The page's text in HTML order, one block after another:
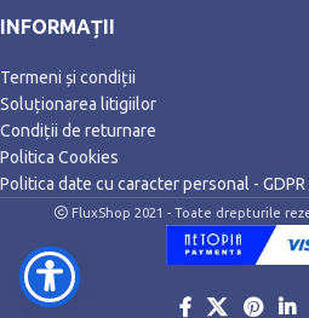
INFORMAȚII
Termeni și condiții
Soluționarea litigiilor
Condiții de returnare
Politica Cookies
Politica date cu caracter personal - GDPR
FluxShop 2021 - Toate drepturile